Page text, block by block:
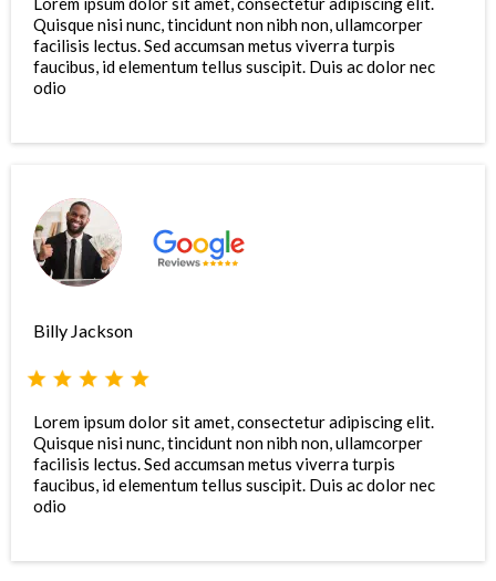
Quisque nisi nunc, tincidunt non nibh non, ullamcorper
facilisis lectus. Sed accumsan metus viverra turpis
faucibus, id elementum tellus suscipit. Duis ac dolor nec
odio
Billy Jackson
Lorem ipsum dolor sit amet, consectetur adipiscing elit.
Quisque nisi nunc, tincidunt non nibh non, ullamcorper
facilisis lectus. Sed accumsan metus viverra turpis
faucibus, id elementum tellus suscipit. Duis ac dolor nec
odio